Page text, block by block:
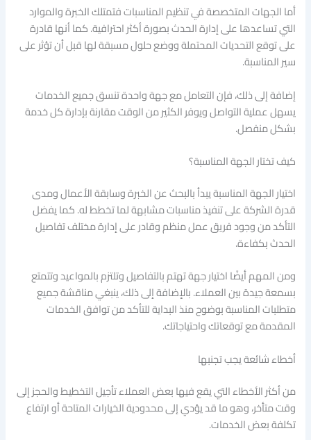
أما الجهات المتخصصة في تنظيم المناسبات فتمتلك الخبرة والموارد
التي تساعدها على إدارة الحدث بصورة أكثر احترافية. كما أنها قادرة
على توقع التحديات المحتملة ووضع حلول مسبقة لها قبل أن تؤثر على
سير المناسبة.
إضافة إلى ذلك، فإن التعامل مع جهة واحدة تنسق جميع الخدمات
يسهل عملية التواصل ويوفر الكثير من الوقت مقارنة بإدارة كل خدمة
بشكل منفصل.
كيف تختار الجهة المناسبة؟
اختيار الجهة المناسبة يبدأ بالبحث عن الخبرة وسابقة الأعمال ومدى
قدرة الشركة على تنفيذ مناسبات مشابهة لما تخطط له. كما يفضل
التأكد من وجود فريق عمل منظم وقادر على إدارة مختلف تفاصيل
الحدث بكفاءة.
ومن المهم أيضًا اختيار جهة تهتم بالتفاصيل وتلتزم بالمواعيد وتتمتع
بسمعة جيدة بين العملاء. بالإضافة إلى ذلك، ينبغي مناقشة جميع
متطلبات المناسبة بوضوح منذ البداية للتأكد من توافق الخدمات
المقدمة مع توقعاتك واحتياجاتك.
أخطاء شائعة يجب تجنبها
من أكثر الأخطاء التي يقع فيها بعض العملاء تأجيل التخطيط والحجز إلى
وقت متأخر، وهو ما قد يؤدي إلى محدودية الخيارات المتاحة أو ارتفاع
تكلفة بعض الخدمات.